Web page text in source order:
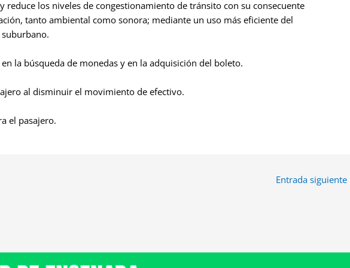
reduce los niveles de congestionamiento de tránsito con su consecuente
tanto ambiental como sonora; mediante un uso más eficiente del
la búsqueda de monedas y en la adquisición del boleto.
al disminuir el movimiento de efectivo.
el pasajero.
Entrada siguiente